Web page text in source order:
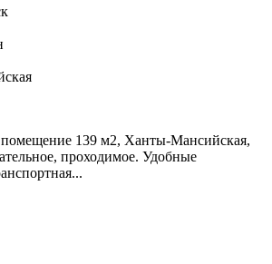
139 м2, Ханты-Мансийская,
проходимое. Удобные